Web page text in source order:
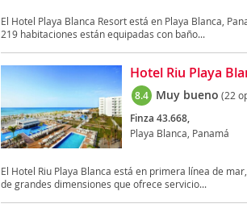
El Hotel Playa Blanca Resort está en Playa Blanca,
219 habitaciones están equipadas con baño...
Hotel Riu Playa
8.4 Muy bueno (22
Finza 43.668,
Playa Blanca, Panamá
El Hotel Riu Playa Blanca está en primera línea de
de grandes dimensiones que ofrece servicio...